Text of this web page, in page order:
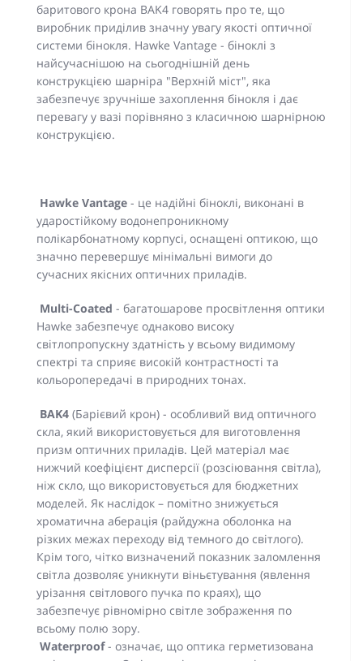
баритового крона BAK4 говорять про те, що
виробник приділив значну увагу якості оптичної
системи бінокля. Hawke Vantage - біноклі з
найсучаснішою на сьогоднішній день
конструкцією шарніра "Верхній міст", яка
забезпечує зручніше захоплення бінокля і дає
перевагу у вазі порівняно з класичною шарнірною
конструкцією.
Hawke Vantage - це надійні біноклі, виконані в
ударостійкому водонепроникному
полікарбонатному корпусі, оснащені оптикою, що
значно перевершує мінімальні вимоги до
сучасних якісних оптичних приладів.
Multi-Coated - багатошарове просвітлення оптики
Hawke забезпечує однаково високу
світлопропускну здатність у всьому видимому
спектрі та сприяє високій контрастності та
кольоропередачі в природних тонах.
BAK4 (Барієвий крон) - особливий вид оптичного
скла, який використовується для виготовлення
призм оптичних приладів. Цей матеріал має
нижчий коефіцієнт дисперсії (розсіювання світла),
ніж скло, що використовується для бюджетних
моделей. Як наслідок – помітно знижується
хроматична аберація (райдужна оболонка на
різких межах переходу від темного до світлого).
Крім того, чітко визначений показник заломлення
світла дозволяє уникнути віньєтування (явлення
урізання світлового пучка по краях), що
забезпечує рівномірно світле зображення по
всьому полю зору.
Waterproof- означає, що оптика герметизована